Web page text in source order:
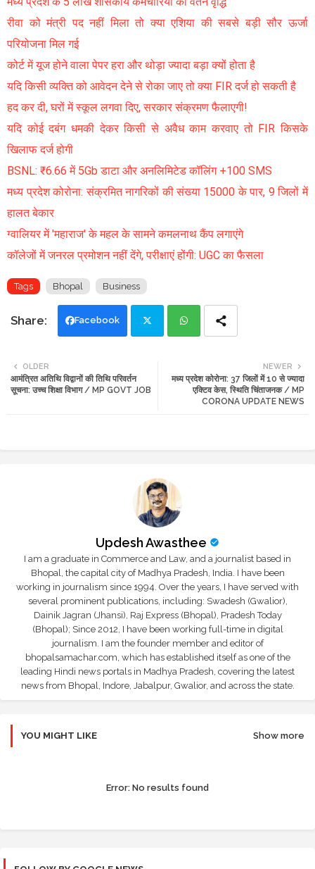
रीवा को मंत्री पद नहीं मिला तो क्या एशिया की सबसे बड़ी सौर ऊर्जा
परियोजना मिल गई
कोर्ट में यूज होने वाला पेपर हरा और थोड़ा ज्यादा बड़ा क्यों होता है
यदि किसी व्यक्ति को आवेदन देने से रोका जाए तो क्या FIR दर्ज हो सकती है
हद कर दी, घरों में स्कूल लगवा दिए, सरकार संक्रमण फैलाएगी!
यदि कोई दबंग धमकी देकर किसी से अवैध काम करवाए तो FIR किसके
खिलाफ दर्ज होगी
BSNL: ₹6.66 में 5Gb डाटा और अनलिमिटेड कॉलिंग +100 SMS
मध्य प्रदेश कोरोना: संक्रमित नागरिकों की संख्या 15000 के पार, 9 जिलों में
हालत बेकार
ग्वालियर में 'महाराज' के महल के सामने कमलनाथ कैंप लगाएंगे
कॉलेजों में जनरल प्रमोशन नहीं देंगे, परीक्षाएं होंगी: UGC का फैसला
Tags Bhopal Business
Facebook
ats
NEWER
मध्य प्रदेश कोरोना: 37 जिलों में 10 से ज्यादा
एक्टिव केस, स्थिति चिंताजनक / MP
CORONA UPDATE NEWS
OLDER
आमंत्रित अतिथि विद्वानों की तिथि परिवर्तन
सूचना: उच्च शिक्षा विभाग / MP GOVT JOB
Updesh Awasthee
I am a graduate in Commerce and Law, and a journalist based in
Bhopal, the capital city of Madhya Pradesh, India. I have been
working in journalism since 1994. Over the years, I have served with
several prominent publications, including: Swadesh (Gwalior),
Dainik Jagran (Jhansi), Raj Express (Bhopal), Pradesh Today
(Bhopal); Since 2012, I have been working full-time in digital
journalism. I am the founder member and editor of
bhopalsamachar.com, which has established itself as one of the
leading Hindi news portals in Madhya Pradesh, covering the latest
news from Bhopal, Indore, Jabalpur, Gwalior, and across the state.
YOU MIGHT LIKE Show more
Error: No results found